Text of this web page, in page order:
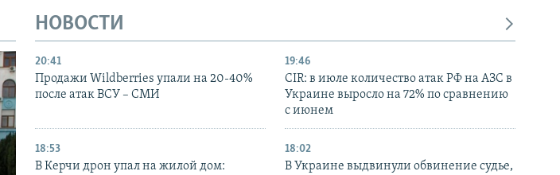
НОВОСТИ
20:41
Продажи Wildberries упали на 20-40%
после атак ВСУ – СМИ
19:46
CIR: в июле количество атак РФ на АЗС в
Украине выросло на 72% по сравнению
с июнем
18:53
В Керчи дрон упал на жилой дом:
18:02
В Украине выдвинули обвинение судье,